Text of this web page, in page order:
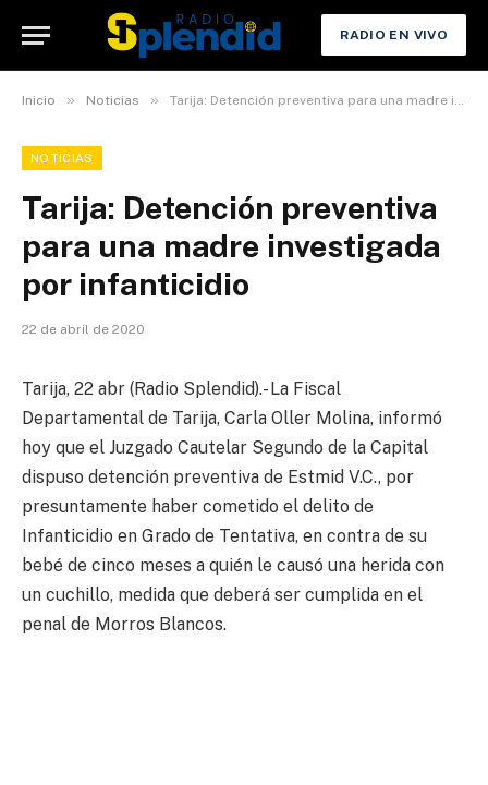
RADIO EN VIVO
Inicio » Noticias » Tarija: Detención preventiva para una madre investigada por infanticidio
NOTICIAS
Tarija: Detención preventiva
para una madre investigada
por infanticidio
22 de abril de 2020
Tarija, 22 abr (Radio Splendid).- La Fiscal
Departamental de Tarija, Carla Oller Molina, informó
hoy que el Juzgado Cautelar Segundo de la Capital
dispuso detención preventiva de Estmid V.C., por
presuntamente haber cometido el delito de
Infanticidio en Grado de Tentativa, en contra de su
bebé de cinco meses a quién le causó una herida con
un cuchillo, medida que deberá ser cumplida en el
penal de Morros Blancos.